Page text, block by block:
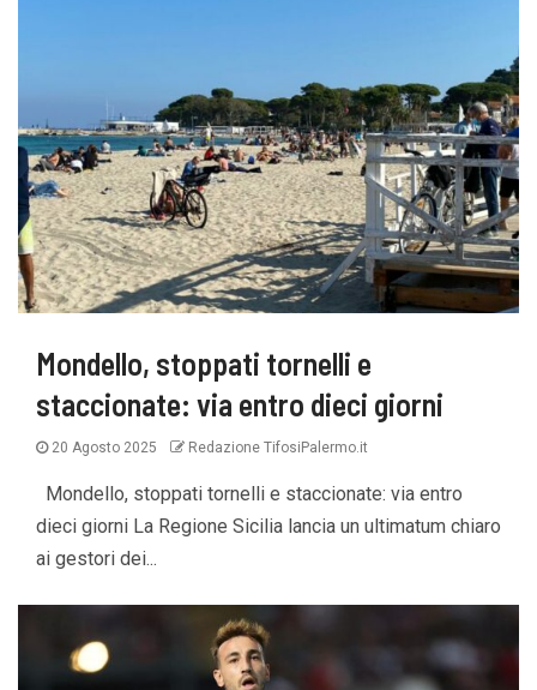
Mondello, stoppati tornelli e
staccionate: via entro dieci giorni
20 Agosto 2025 Redazione TifosiPalermo.it
Mondello, stoppati tornelli e staccionate: via entro
dieci giorni La Regione Sicilia lancia un ultimatum chiaro
ai gestori dei...